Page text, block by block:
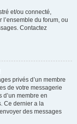
et/ou connecté,
l’ensemble du forum, ou
Contactez
privés d’un membre
de votre messagerie
membre en
Ce dernier a la
des messages